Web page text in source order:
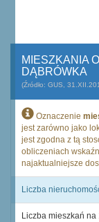
MIESZKANIA
DĄBRÓWKA
(Źródło: GUS,
Oznaczenie
jest zarówno jako
jest zgodna z tą
obliczeniach
najaktualniejsze
Liczba
Liczba mieszkań